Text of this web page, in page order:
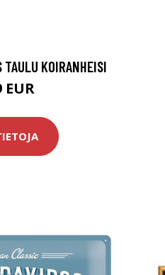
KOIRANHEISI
EUR